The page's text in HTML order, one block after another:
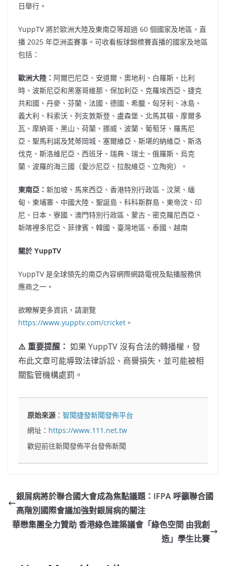
日舉行。
YuppTV 將於歐洲大陸及東南亞等超過 60 個國家及地區，直
播 2025 年亞洲盃賽事。可收看板球錦標賽直播的國家及地區
包括：
歐洲大陸： 阿爾巴尼亞、安道爾、奧地利、白羅斯、比利
時、波斯尼亞和黑塞哥維那、保加利亞、克羅埃西亞、捷克
共和國、丹麥、芬蘭、法國、德國、希臘、匈牙利、冰島、
義大利、科索沃、列支敦斯登、盧森堡、北馬其頓、摩爾多
瓦、摩納哥、黑山、荷蘭、挪威、波蘭、葡萄牙、羅馬尼
亞、聖馬利諾及梵蒂岡城、塞爾維亞、斯堪的納維亞、斯洛
伐克、斯洛維尼亞、西班牙、瑞典、瑞士、俄羅斯、烏克
蘭、波羅的海三國（愛沙尼亞、拉脫維亞、立陶宛）。
東南亞： 新加坡、馬來西亞、香港特別行政區、汶萊、緬
甸、柬埔寨、中國大陸、聖誕島、科科斯群島、東帝汶、印
尼、日本、寮國、澳門特別行政區、蒙古、密克羅尼西亞、
新喀裡多尼亞、菲律賓、韓國、臺灣地區、泰國、越南
關於 YuppTV
YuppTV 是全球領先的南亞內容網際網路電視及點播服務供
應商之一。
欲瞭解更多資訊，請瀏覽
https://www.yupptv.com/cricket 。
⚠️ 重要提醒： 如果 YuppTV 沒有合法的轉播權，發
布此文章可能導致法律訴訟、商譽損失，並可能被相
關監管機構處罰。
原始來源 ：智聞捷發新聞發佈平台
網址： https://www.111.net.tw
歡迎前往新聞發佈平台發佈新聞
銀屑病將於聯合國大會成為焦點議題：IFPA 呼籲聯合國
高階別國際會議加強對銀屑病的關注
華懋集團全力贊助 香港綠色建築議會「綠色空間 由我創
造」學生比賽